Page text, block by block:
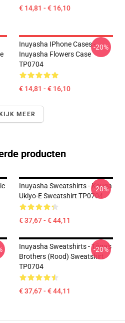
€ 14,81 - € 16,10
Inuyasha IPhone Cases -
Inuyasha Flowers Case
TP0704
€ 14,81 - € 16,10
-20%
MEER
producten
Inuyasha Sweatshirts - Kouga
Ukiyo-E Sweatshirt TP0704
€ 37,67 - € 44,11
-20%
Inuyasha Sweatshirts - Tōga's
Brothers (rood) Sweatshirt
TP0704
€ 37,67 - € 44,11
-20%